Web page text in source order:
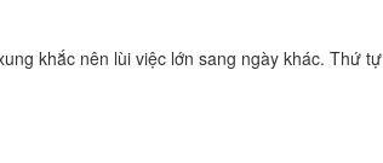
khắc nên lùi việc lớn sang ngày khác. Thứ